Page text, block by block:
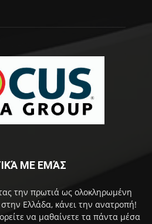
ΜΕ ΕΜΆΣ
την πρωτιά ως ολοκληρωμένη
Ελλάδα, κάνει την ανατροπή!
να μαθαίνετε τα πάντα μέσα